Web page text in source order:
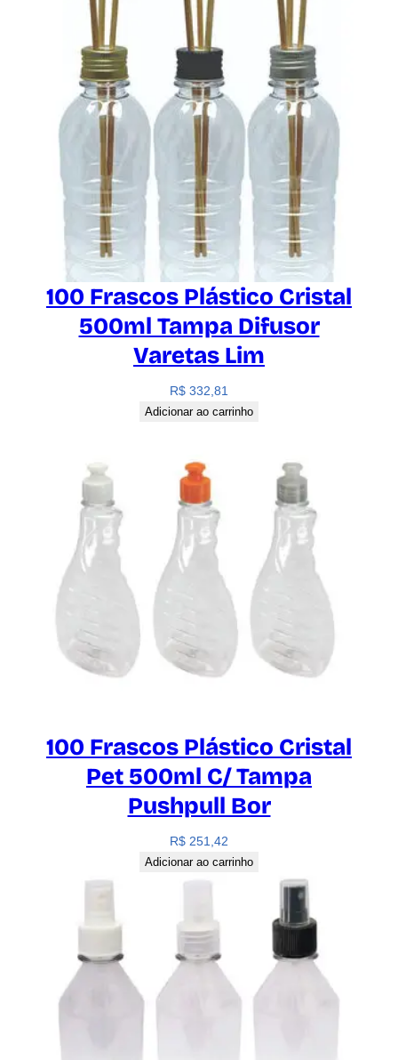
100 Frascos Plástico Cristal
500ml Tampa Difusor
Varetas Lim
R$ 332,81
Adicionar ao carrinho
100 Frascos Plástico Cristal
Pet 500ml C/ Tampa
Pushpull Bor
R$ 251,42
Adicionar ao carrinho